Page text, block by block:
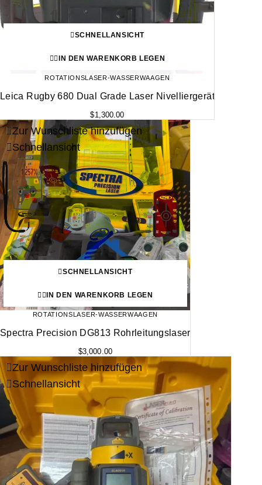
SCHNELLANSICHT
IN DEN WARENKORB LEGEN
ROTATIONSLASER-WASSERWAAGEN
Leica Rugby 680 Dual Grade Laser Nivelliergerät
$1,300.00
Zur Wunschliste hinzufügen
Schnellansicht
SCHNELLANSICHT
IN DEN WARENKORB LEGEN
ROTATIONSLASER-WASSERWAAGEN
Spectra Precision DG813 Rohrleitungslaser
$3,000.00
Zur Wunschliste hinzufügen
Schnellansicht